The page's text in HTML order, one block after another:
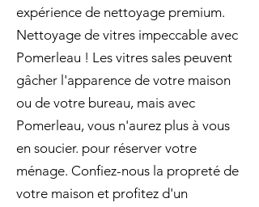
expérience de nettoyage premium.
Nettoyage de vitres impeccable avec
Pomerleau ! Les vitres sales peuvent
gâcher l'apparence de votre maison
ou de votre bureau, mais avec
Pomerleau, vous n'aurez plus à vous
en soucier. pour réserver votre
ménage. Confiez-nous la propreté de
votre maison et profitez d'un